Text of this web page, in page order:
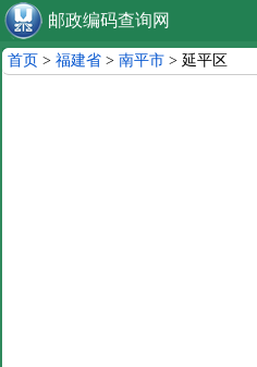
邮政编码查询网
首页 >福建省 >南平市 > 延平区